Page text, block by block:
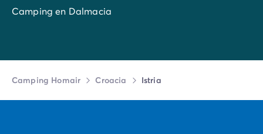
Camping en Dalmacia
Camping Homair Croacia Istria